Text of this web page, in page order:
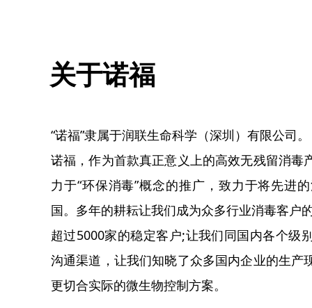
关于诺福
“诺福”隶属于润联生命科学（深圳）有限公司。
诺福，作为首款真正意义上的高效无残留消毒
力于“环保消毒”概念的推广，致力于将先进
国。多年的耕耘让我们成为众多行业消毒客户
超过5000家的稳定客户;让我们同国内各个级
沟通渠道，让我们知晓了众多国内企业的生产
更切合实际的微生物控制方案。